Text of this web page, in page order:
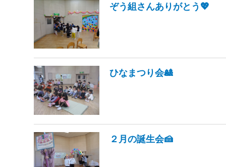
ぞう組さんありがとう💖
ひなまつり会🎎
２月の誕生会🍰